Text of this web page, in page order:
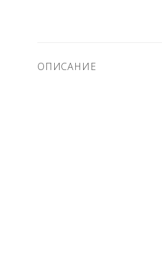
ОПИСАНИЕ